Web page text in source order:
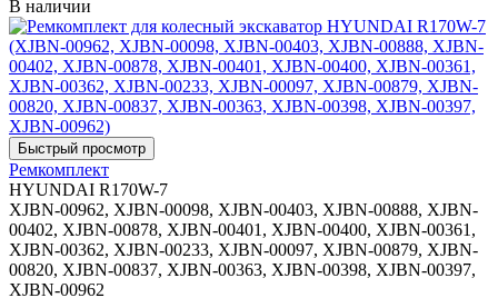
В наличии
Ремкомплект
HYUNDAI R170W-7
XJBN-00962, XJBN-00098, XJBN-00403, XJBN-00888, XJBN-
00402, XJBN-00878, XJBN-00401, XJBN-00400, XJBN-00361,
XJBN-00362, XJBN-00233, XJBN-00097, XJBN-00879, XJBN-
00820, XJBN-00837, XJBN-00363, XJBN-00398, XJBN-00397,
XJBN-00962